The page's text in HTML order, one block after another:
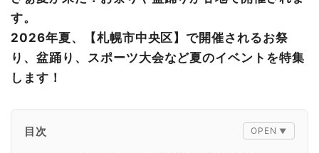
す。
2026年夏、【札幌市中央区】で開催されるお祭
り、盆踊り、スポーツ大会など夏のイベントを特集
します！
目次